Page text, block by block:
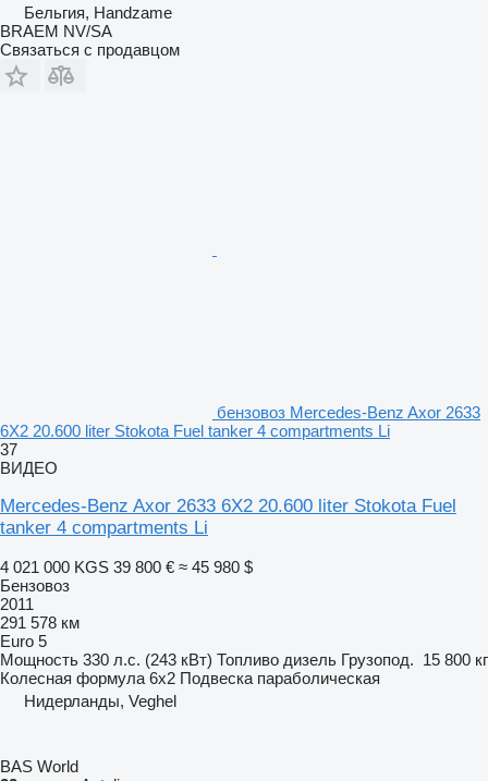
Бельгия, Handzame
BRAEM NV/SA
Связаться с продавцом
бензовоз Mercedes-Benz Axor 2633
6X2 20.600 liter Stokota Fuel tanker 4 compartments Li
37
ВИДЕО
Mercedes-Benz Axor 2633 6X2 20.600 liter Stokota Fuel
tanker 4 compartments Li
4 021 000 KGS 39 800 € ≈ 45 980 $
Бензовоз
2011
291 578 км
Euro 5
Мощность 330 л.с. (243 кВт) Топливо дизель Грузопод. 15 800 кг
Колесная формула 6x2 Подвеска параболическая
Нидерланды, Veghel
BAS World